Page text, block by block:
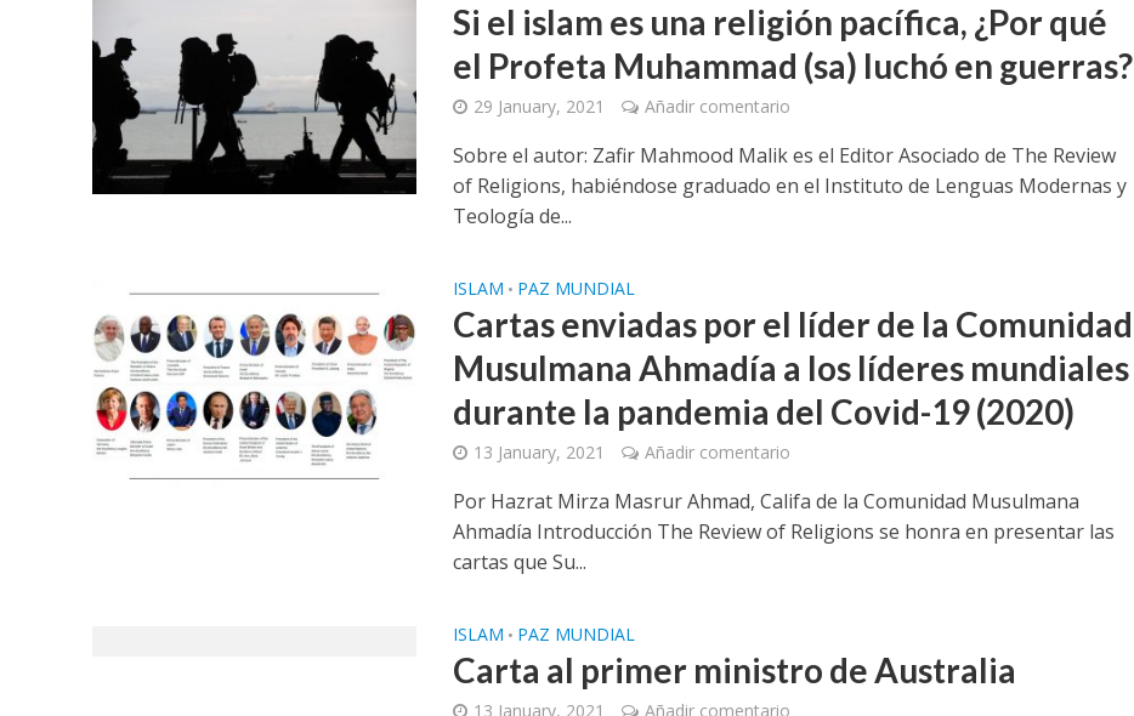
Si el islam es una religión pacífica, ¿Por qué
el Profeta Muhammad (sa) luchó en guerras?
29 January, 2021 Añadir comentario
Sobre el autor: Zafir Mahmood Malik es el Editor Asociado de The Review
of Religions, habiéndose graduado en el Instituto de Lenguas Modernas y
Teología de...
ISLAM • PAZ MUNDIAL
Cartas enviadas por el líder de la Comunidad
Musulmana Ahmadía a los líderes mundiales
durante la pandemia del Covid-19 (2020)
13 January, 2021 Añadir comentario
Por Hazrat Mirza Masrur Ahmad, Califa de la Comunidad Musulmana
Ahmadía Introducción The Review of Religions se honra en presentar las
cartas que Su...
ISLAM • PAZ MUNDIAL
Carta al primer ministro de Australia
13 January, 2021 Añadir comentario